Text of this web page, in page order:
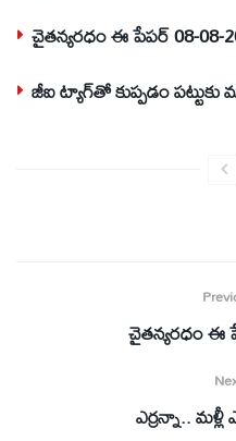
చైతన్యరధం ఈ పేపర్ 08-08-
జీఐ ట్యాగ్‌తో కుప్పడం పట్టుకు
చైతన్యరధం ఈ
ఎర్రన్నా.. మళ్లీ